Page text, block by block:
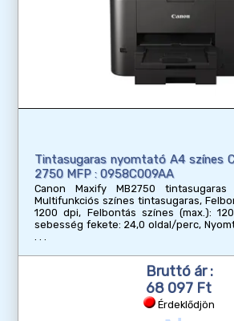
Tintasugaras nyomtató A4 színes
2750 MFP : 0958C009AA
Canon Maxify MB2750 tintasugaras
Multifunkciós színes tintasugaras,
1200 dpi, Felbontás színes (max.):
sebesség fekete: 24,0 oldal/perc,
Bruttó ár :
68 097 Ft
Érdeklődjön